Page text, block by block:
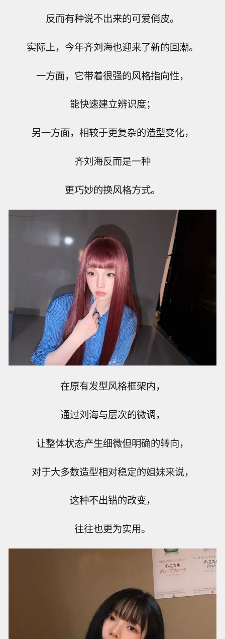
反而有种说不出来的可爱俏皮。
实际上，今年齐刘海也迎来了新的回潮。
一方面，它带着很强的风格指向性，
能快速建立辨识度；
另一方面，相较于更复杂的造型变化，
齐刘海反而是一种
更巧妙的换风格方式。
在原有发型风格框架内，
通过刘海与层次的微调，
让整体状态产生细微但明确的转向，
对于大多数造型相对稳定的姐妹来说，
这种不出错的改变，
往往也更为实用。